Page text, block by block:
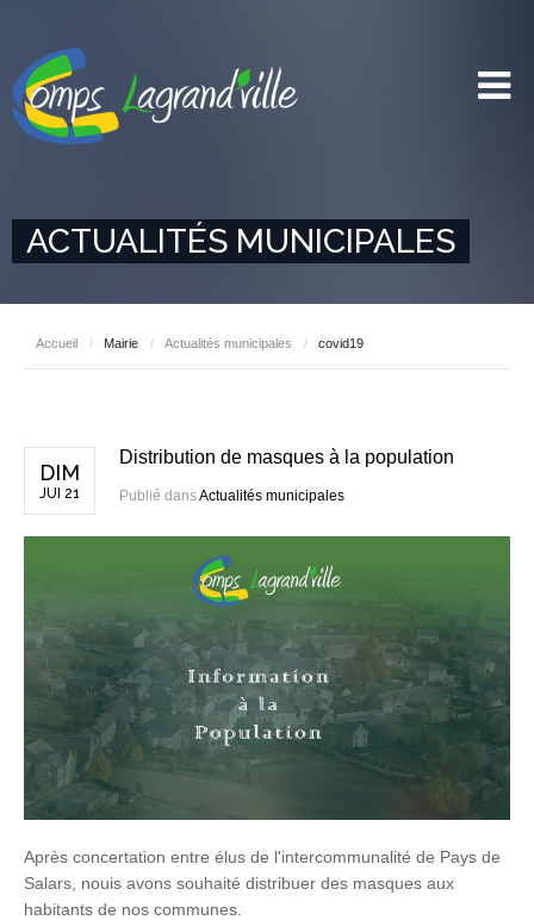
ACTUALITÉS MUNICIPALES
Accueil / Mairie / Actualités municipales / covid19
DIM
JUI 21
Distribution de masques à la population
Publié dansActualités municipales
Après concertation entre élus de l'intercommunalité de Pays de
Salars, nouis avons souhaité distribuer des masques aux
habitants de nos communes.